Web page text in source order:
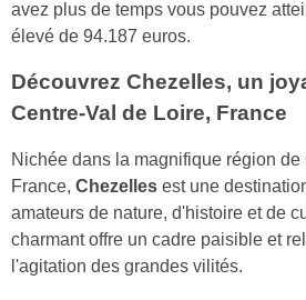
avez plus de temps vous pouvez
élevé de 94.187 euros.
Découvrez Chezelles, un
Centre-Val de Loire, France
Nichée dans la magnifique région
France, Chezelles est une
amateurs de nature, d'histoire et de
charmant offre un cadre paisible et
l'agitation des grandes vilités.